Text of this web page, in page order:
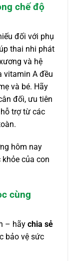
chế độ
đối với phụ
thai nhi phát
và hệ
vitamin A đều
và bé. Hãy
đối, ưu tiên
trợ từ các
hôm nay
của con
cùng
– hãy chia sẻ
bảo vệ sức